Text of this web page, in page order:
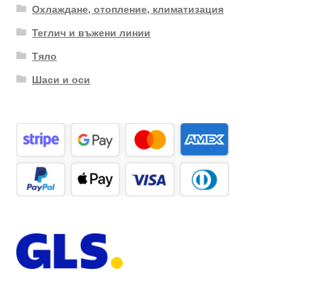
Охлаждане, отопление, климатизация
Теглич и въжени линии
Тяло
Шаси и оси